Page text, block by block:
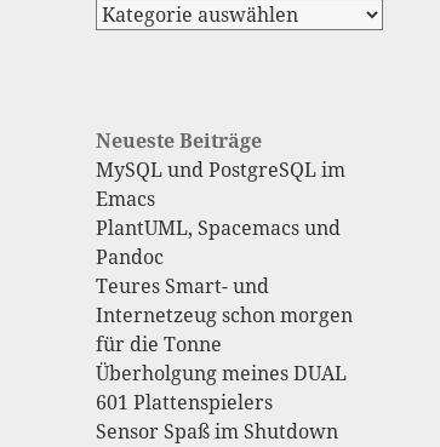
Neueste Beiträge
MySQL und PostgreSQL im
Emacs
PlantUML, Spacemacs und
Pandoc
Teures Smart- und
Internetzeug schon morgen
für die Tonne
Überholgung meines DUAL
601 Plattenspielers
Sensor Spaß im Shutdown